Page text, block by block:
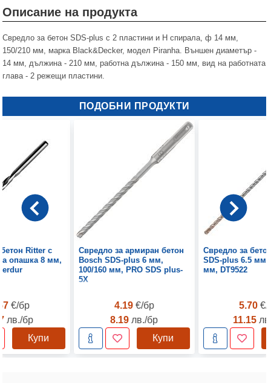
Описание на продукта
Свредло за бетон SDS-plus с 2 пластини и H спирала, ф 14 мм,
150/210 мм, марка Black&Decker, модел Piranha. Външен диаметър -
14 мм, дължина - 210 мм, работна дължина - 150 мм, вид на работната
глава - 2 режещи пластини.
ПОДОБНИ ПРОДУКТИ
Ritter с
опашка 8 мм,
€/бр
лв./бр
Купи
Свредло за армиран бетон
Bosch SDS-plus 6 мм,
100/160 мм, PRO SDS plus-
5Х
4.19 €/бр
8.19 лв./бр
Купи
Свредло за
SDS-plus 6.5 мм,
мм, DT9522
5.70€/
11.15